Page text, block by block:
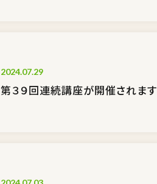
2024.07.29
第３９回連続講座が開催されます